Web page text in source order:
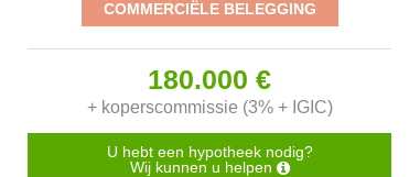
COMMERCIËLE BELEGGING
180.000 €
+ koperscommissie (3% + IGIC)
U hebt een hypotheek nodig?
Wij kunnen u helpen